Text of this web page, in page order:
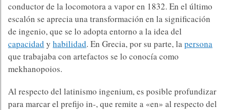
conductor de la locomotora a vapor en 1832. En el último
escalón se aprecia una transformación en la significación
de ingenio, que se lo adopta entorno a la idea del
capacidad y habilidad. En Grecia, por su parte, lapersona
que trabajaba con artefactos se lo conocía como
mekhanopoios.
Al respecto del latinismo ingenium, es posible profundizar
para marcar el prefijo in-, que remite a «en» al respecto del